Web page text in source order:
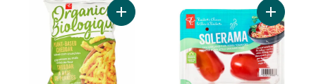
Ajouter Grignotines de maïs cuites au
Ajouter